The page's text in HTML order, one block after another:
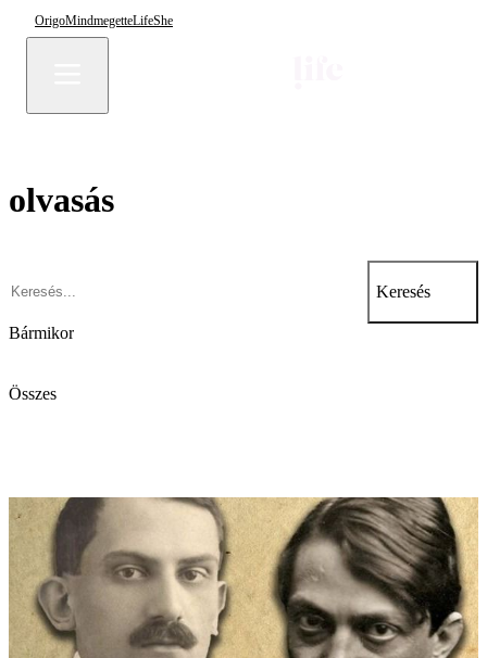
OrigoMindmegetteLifeShe
olvasás
Keresés
Bármikor
Összes